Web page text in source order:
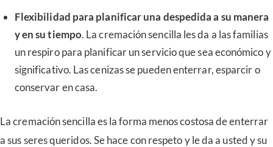
Flexibilidad para planificar una despedida a su manera
y en su tiempo. La cremación sencilla les da a las familias
un respiro para planificar un servicio que sea económico y
significativo. Las cenizas se pueden enterrar, esparcir o
conservar en casa.
La cremación sencilla es la forma menos costosa de enterrar
a sus seres queridos. Se hace con respeto y le da a usted y su